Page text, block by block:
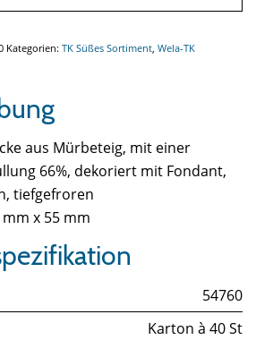
Kategorien: TK Süßes Sortiment, Wela-TK
aus Mürbeteig, mit einer
66%, dekoriert mit Fondant,
tiefgefroren
x 55 mm
54760
Karton à 40 St